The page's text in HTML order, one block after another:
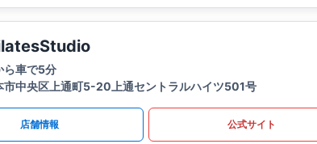
ら車で5分
市中央区上通町5-20上通セントラルハイツ501号
店舗情報 公式サイト